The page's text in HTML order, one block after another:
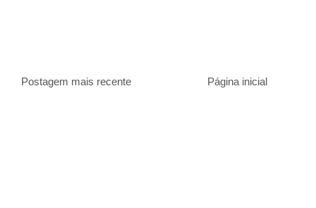
Postagem mais recente Página inicial